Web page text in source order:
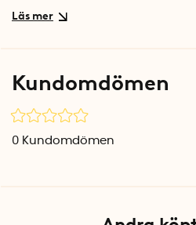
Stapelbar och lätt att se igenom
förråd eller garderob. Det sparar
Kundomdömen
0 Kundomdömen